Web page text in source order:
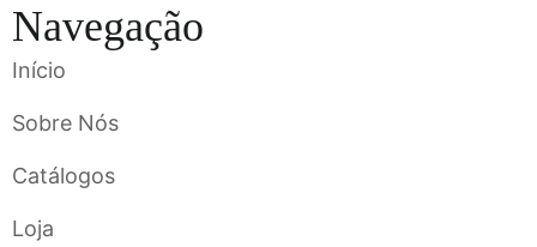
Navegação
Início
Sobre Nós
Catálogos
Loja